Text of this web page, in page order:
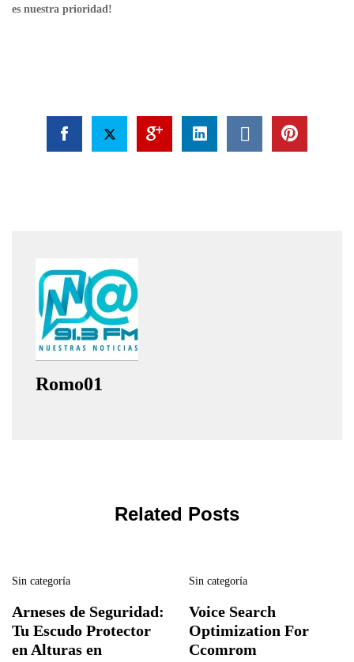
es nuestra prioridad!
Romo01
Related Posts
Sin categoría
Arneses de Seguridad:
Tu Escudo Protector
en Alturas en
Sin categoría
Voice Search
Optimization For
Ccomrom